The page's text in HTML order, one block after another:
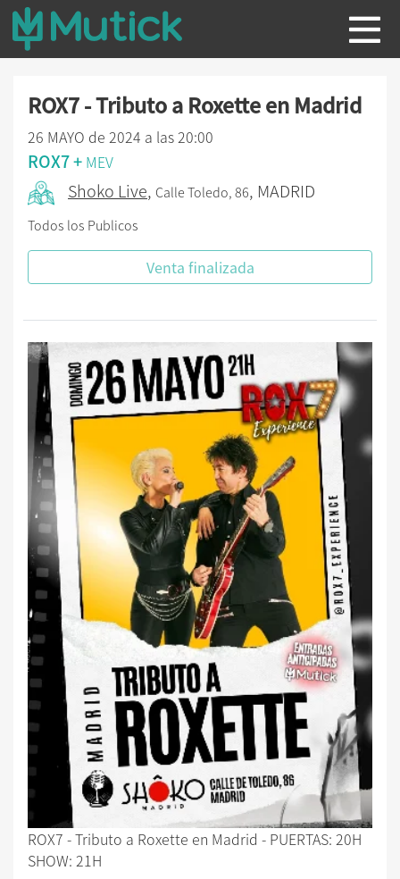
ROX7 - Tributo a Roxette en Madrid
26 MAYO de 2024 a las 20:00
ROX7 + MEV
Shoko Live, Calle Toledo, 86, MADRID
Todos los Publicos
Venta finalizada
ROX7 - Tributo a Roxette en Madrid - PUERTAS: 20H
SHOW: 21H